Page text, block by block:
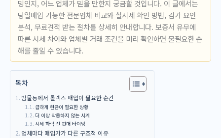
밍인지, 어느 업체가 믿을 만한지 궁금할 것입니다. 이 글에서는
당일매입 가능한 전문업체 비교와 실시세 확인 방법, 감가 요인
분석, 무료견적 받는 절차를 상세히 안내합니다. 보증서 유무에
따른 시세 차이와 업체별 거래 조건을 미리 확인하면 불필요한 손
해를 줄일 수 있습니다.
목차
범물동에서 롤렉스 매입이 필요한 순간
급하게 현금이 필요한 상황
더 이상 착용하지 않는 시계
시세 하락 전 판매 타이밍
업체마다 매입가가 다른 구조적 이유